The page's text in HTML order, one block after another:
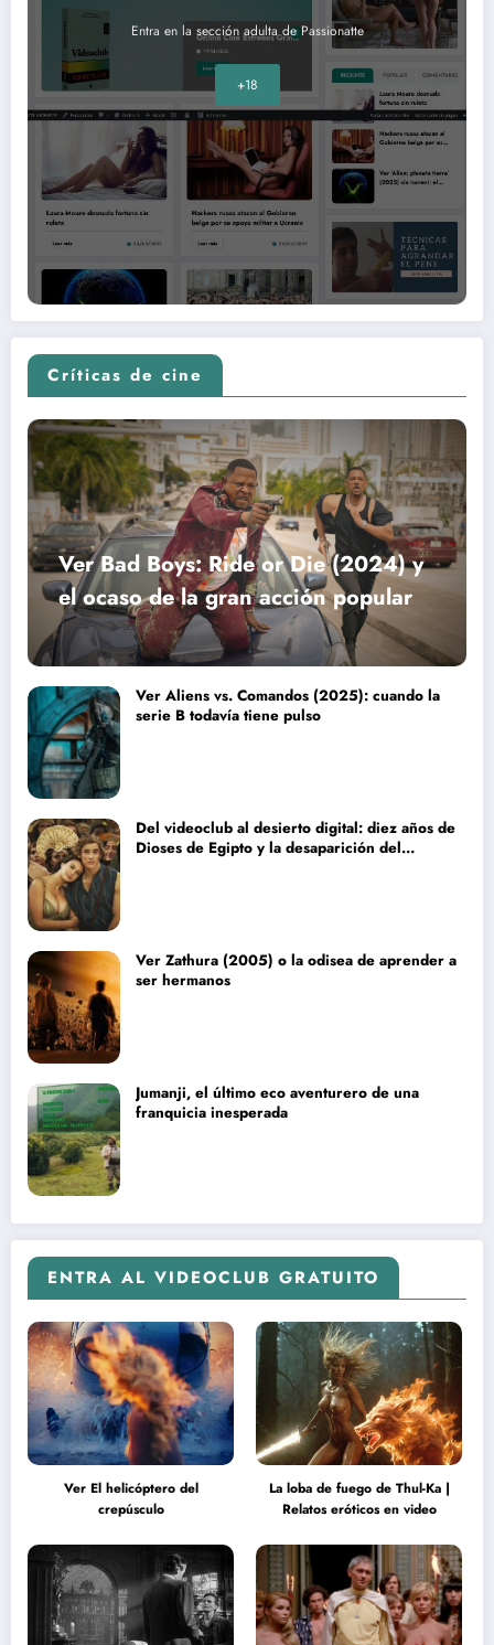
Entra en la sección adulta de Passionatte
+18
Críticas de cine
Ver Bad Boys: Ride or Die (2024) y
el ocaso de la gran acción popular
Ver Aliens vs. Comandos (2025): cuando la
serie B todavía tiene pulso
Del videoclub al desierto digital: diez años de
Dioses de Egipto y la desaparición del
Ver Zathura (2005) o la odisea de aprender a
ser hermanos
Jumanji, el último eco aventurero de una
franquicia inesperada
ENTRA AL VIDEOCLUB GRATUITO
Ver El helicóptero del
crepúsculo
La loba de fuego de Thul-Ka |
Relatos eróticos en video